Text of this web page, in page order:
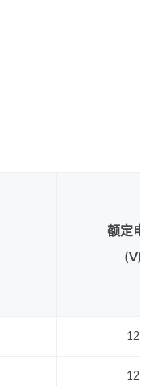
额定电
(V)
12
12